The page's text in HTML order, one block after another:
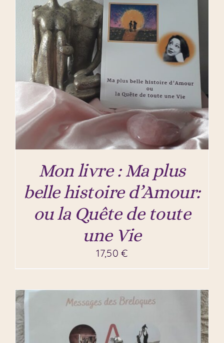
Mon livre : Ma plus
belle histoire d’Amour:
ou la Quête de toute
une Vie
17,50€